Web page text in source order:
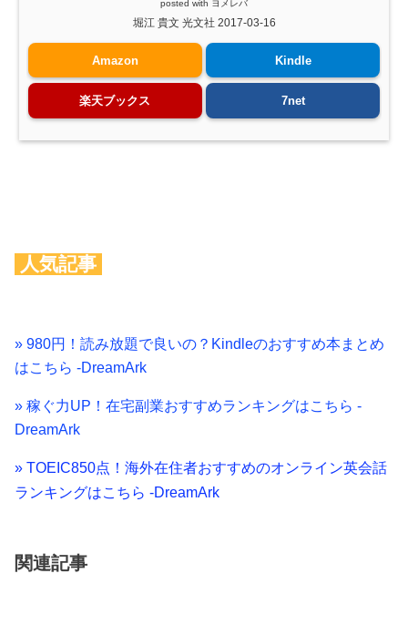
posted with ヨメレバ
堀江 貴文 光文社 2017-03-16
Amazon Kindle
楽天ブックス 7net
人気記事
» 980円！読み放題で良いの？Kindleのおすすめ本まとめ
はこちら -DreamArk
» 稼ぐ力UP！在宅副業おすすめランキングはこちら -
DreamArk
» TOEIC850点！海外在住者おすすめのオンライン英会話
ランキングはこちら -DreamArk
関連記事